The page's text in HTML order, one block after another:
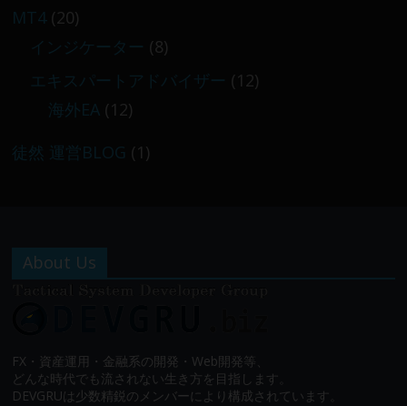
MT4(20)
インジケーター (8)
エキスパートアドバイザー (12)
海外EA (12)
徒然 運営BLOG (1)
About Us
FX・資産運用・金融系の開発・Web開発等、
どんな時代でも流されない生き方を目指します。
DEVGRUは少数精鋭のメンバーにより構成されています。